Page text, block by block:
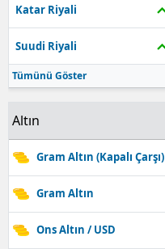
Katar Riyali
Suudi Riyali
Tümünü Göster
Altın
Gram Altın (Kapalı Çarşı)
Gram Altın
Ons Altın / USD